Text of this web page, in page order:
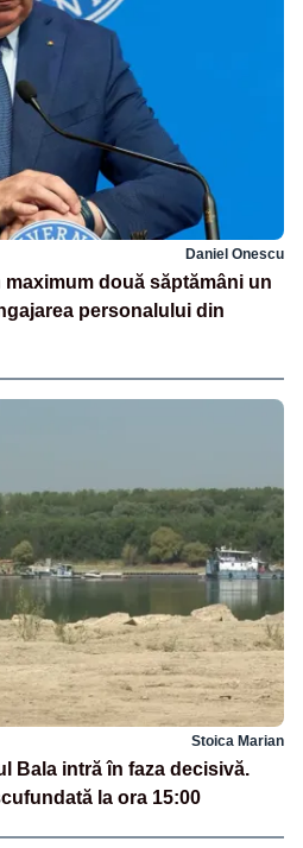
Daniel Onescu
două săptămâni un
personalului din
Stoica Marian
Bala intră în faza decisivă.
la ora 15:00